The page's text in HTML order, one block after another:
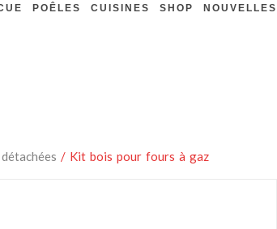
POÊLES CUISINES SHOP NOUVELLES
/ Kit bois pour fours à gaz